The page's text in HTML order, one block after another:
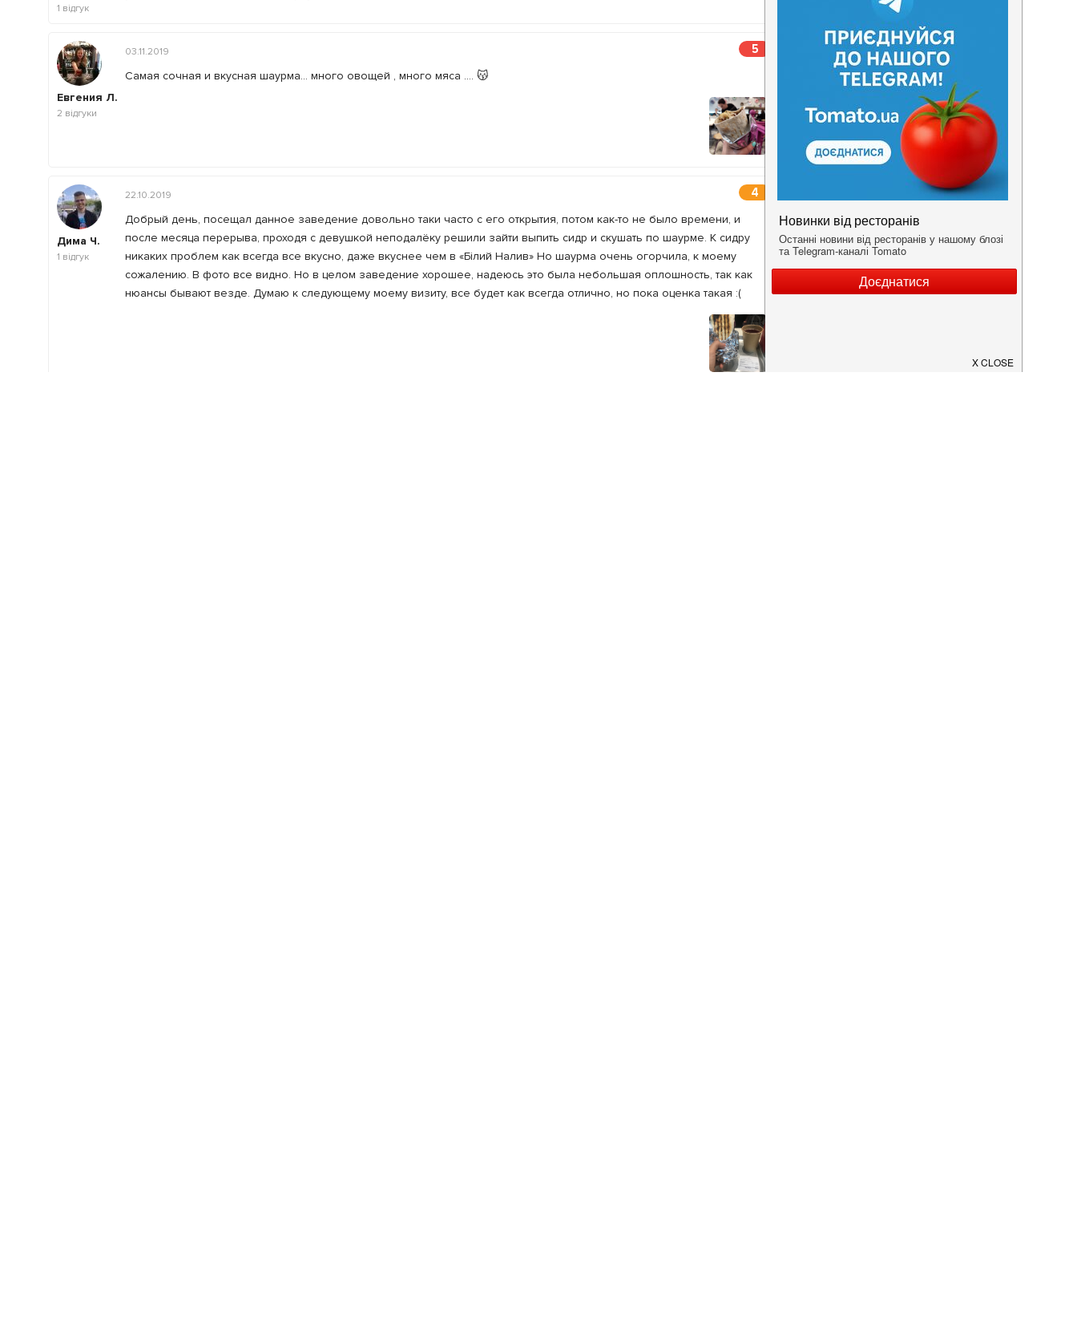
1 відгук
Евгения Л.
2 відгуки
5
03.11.2019
Самая сочная и вкусная шаурма... много овощей , много мяса .... 😽
Дима Ч.
1 відгук
4
22.10.2019
Добрый день, посещал данное заведение довольно таки часто с его открытия, потом как-то не было времени, и
после месяца перерыва, проходя с девушкой неподалёку решили зайти выпить сидр и скушать по шаурме. К сидру
никаких проблем как всегда все вкусно, даже вкуснее чем в «Білий Налив» Но шаурма очень огорчила, к моему
сожалению. В фото все видно. Но в целом заведение хорошее, надеюсь это была небольшая оплошность, так как
нюансы бывают везде. Думаю к следующему моему визиту, все будет как всегда отлично, но пока оценка такая :(